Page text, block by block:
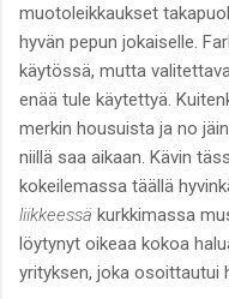
muotoleikkaukset
hyvän pepun jokaiselle.
käytössä, mutta
enää tule käytettyä.
merkin housuista ja no
niillä saa aikaan. Kävin
kokeilemassa täällä
liikkeessä kurkkimassa
löytynyt oikeaa kokoa
yrityksen, joka osoittautui